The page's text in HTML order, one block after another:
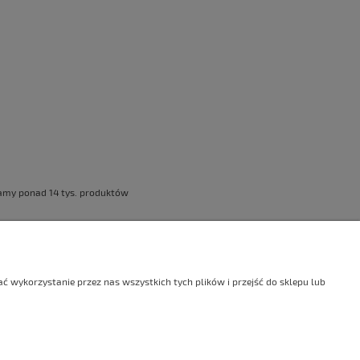
ponad 14 tys. produktów
wykorzystanie przez nas wszystkich tych plików i przejść do sklepu lub